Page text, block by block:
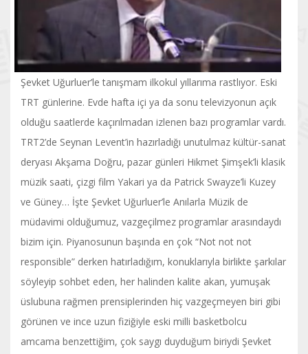
Şevket Uğurluer’le tanışmam ilkokul yıllarıma rastlıyor. Eski
TRT günlerine. Evde hafta içi ya da sonu televizyonun açık
olduğu saatlerde kaçırılmadan izlenen bazı programlar vardı.
TRT2’de Seynan Levent’in hazırladığı unutulmaz kültür-sanat
deryası Akşama Doğru, pazar günleri Hikmet Şimşek’li klasik
müzik saati, çizgi film Yakari ya da Patrick Swayze’li Kuzey
ve Güney… İşte Şevket Uğurluer’le Anılarla Müzik de
müdavimi olduğumuz, vazgeçilmez programlar arasındaydı
bizim için. Piyanosunun başında en çok “Not not not
responsible” derken hatırladığım, konuklarıyla birlikte şarkılar
söyleyip sohbet eden, her halinden kalite akan, yumuşak
üslubuna rağmen prensiplerinden hiç vazgeçmeyen biri gibi
görünen ve ince uzun fiziğiyle eski milli basketbolcu
amcama benzettiğim, çok saygı duyduğum biriydi Şevket